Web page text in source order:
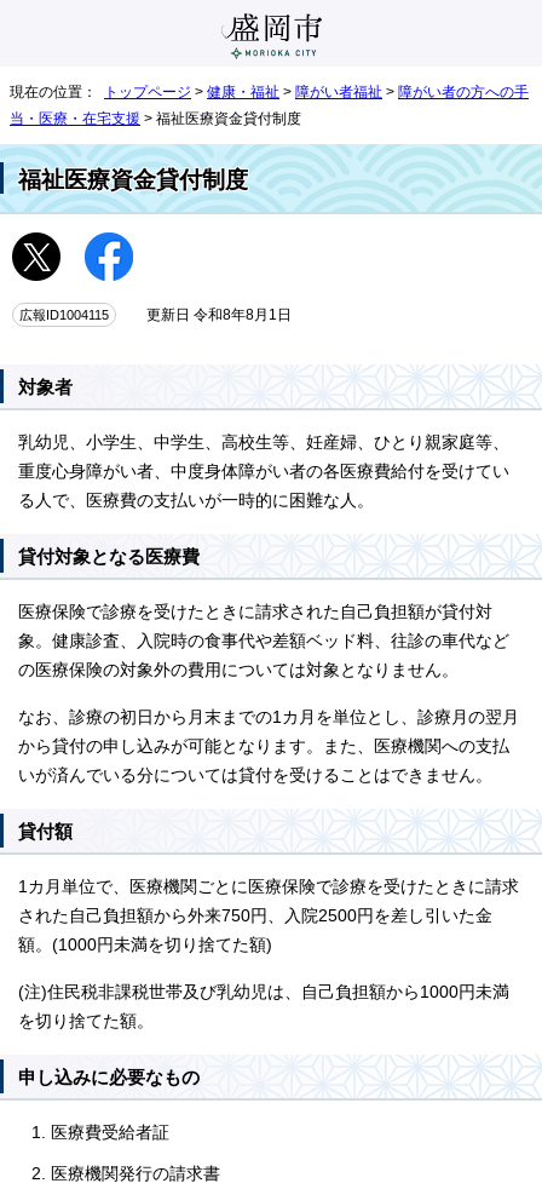
現在の位置： トップページ > 健康・福祉 > 障がい者福祉 > 障がい者の方への手
当・医療・在宅支援 > 福祉医療資金貸付制度
福祉医療資金貸付制度
広報ID1004115 更新日 令和8年8月1日
対象者
乳幼児、小学生、中学生、高校生等、妊産婦、ひとり親家庭等、
重度心身障がい者、中度身体障がい者の各医療費給付を受けてい
る人で、医療費の支払いが一時的に困難な人。
貸付対象となる医療費
医療保険で診療を受けたときに請求された自己負担額が貸付対
象。健康診査、入院時の食事代や差額ベッド料、往診の車代など
の医療保険の対象外の費用については対象となりません。
なお、診療の初日から月末までの1カ月を単位とし、診療月の翌月
から貸付の申し込みが可能となります。また、医療機関への支払
いが済んでいる分については貸付を受けることはできません。
貸付額
1カ月単位で、医療機関ごとに医療保険で診療を受けたときに請求
された自己負担額から外来750円、入院2500円を差し引いた金
額。(1000円未満を切り捨てた額)
(注)住民税非課税世帯及び乳幼児は、自己負担額から1000円未満
を切り捨てた額。
申し込みに必要なもの
医療費受給者証
医療機関発行の請求書